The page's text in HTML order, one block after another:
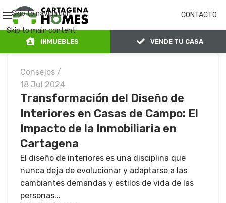
Skip to navigation
Skip to main content
CONTACTO
INMUEBLES VENDE TU CASA
Consejos
18 Jul 2024
Transformación del Diseño de
Interiores en Casas de Campo: El
Impacto de la Inmobiliaria en
Cartagena
El diseño de interiores es una disciplina que
nunca deja de evolucionar y adaptarse a las
cambiantes demandas y estilos de vida de las
personas...